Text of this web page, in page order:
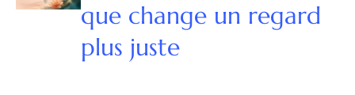
que change un regard
plus juste